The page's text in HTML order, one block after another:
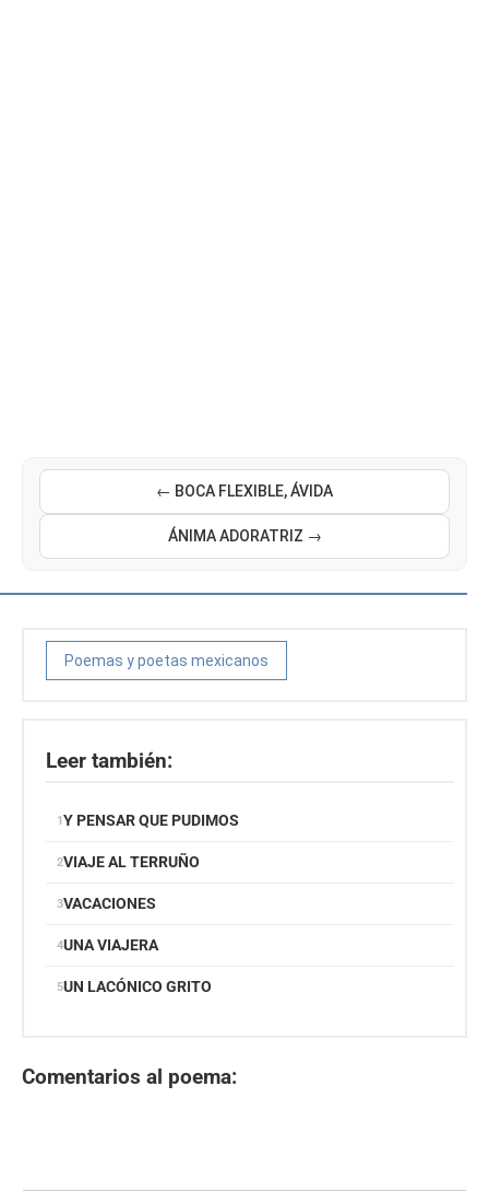
← BOCA FLEXIBLE, ÁVIDA
ÁNIMA ADORATRIZ →
Poemas y poetas mexicanos
Leer también:
Y PENSAR QUE PUDIMOS
VIAJE AL TERRUÑO
VACACIONES
UNA VIAJERA
UN LACÓNICO GRITO
Comentarios al poema: